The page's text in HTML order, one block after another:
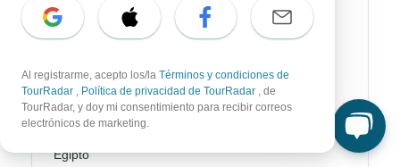
Australia / Oceanía
Latin América
América del Sur
Egipto
Al registrarme, acepto los/la Términos y condiciones de
TourRadar , Política de privacidad de TourRadar , de
TourRadar, y doy mi consentimiento para recibir correos
electrónicos de marketing.